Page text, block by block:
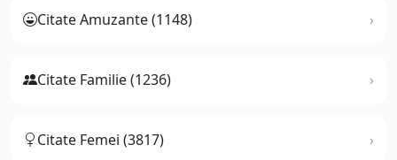
Citate Amuzante (1148)
Citate Familie (1236)
Citate Femei (3817)